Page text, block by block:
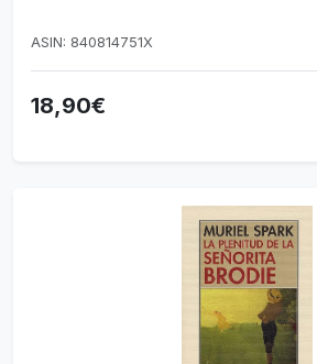
ASIN: 840814751X
18,90€